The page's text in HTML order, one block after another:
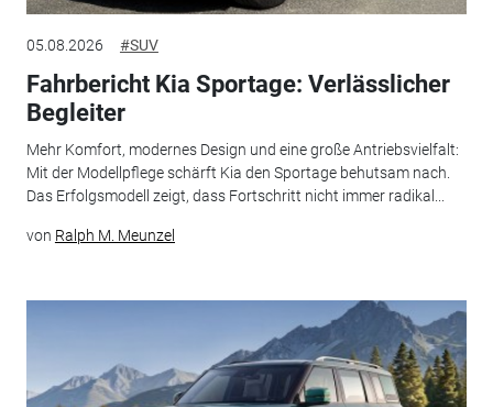
05.08.2026 #SUV
Fahrbericht Kia Sportage: Verlässlicher
Begleiter
Mehr Komfort, modernes Design und eine große Antriebsvielfalt:
Mit der Modellpflege schärft Kia den Sportage behutsam nach.
Das Erfolgsmodell zeigt, dass Fortschritt nicht immer radikal...
von Ralph M. Meunzel